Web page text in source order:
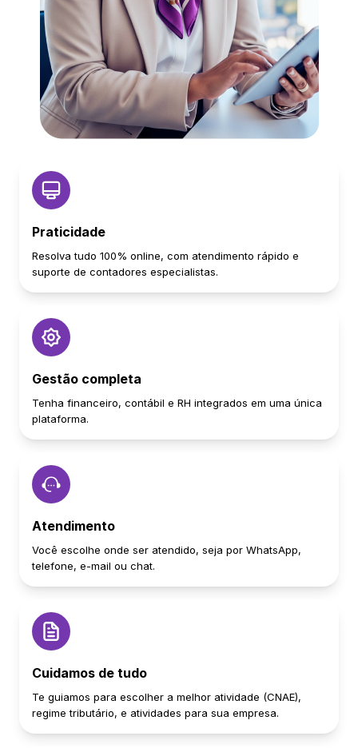
Praticidade
Resolva tudo 100% online, com atendimento rápido e
suporte de contadores especialistas.
Gestão completa
Tenha financeiro, contábil e RH integrados em uma única
plataforma.
Atendimento
Você escolhe onde ser atendido, seja por WhatsApp,
telefone, e-mail ou chat.
Cuidamos de tudo
Te guiamos para escolher a melhor atividade (CNAE),
regime tributário, e atividades para sua empresa.